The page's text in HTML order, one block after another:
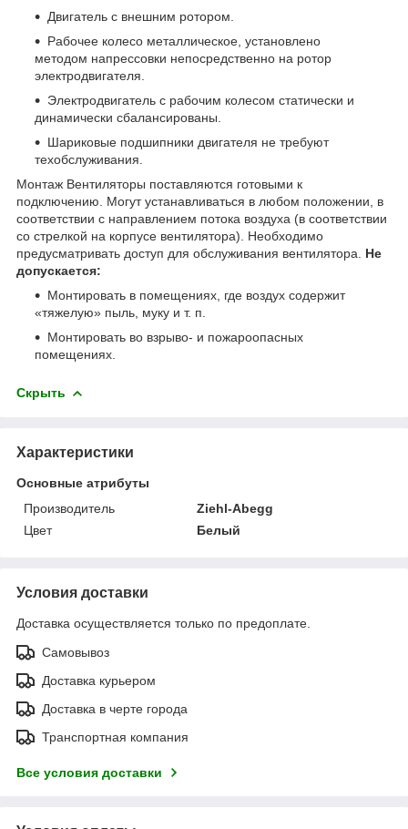
Двигатель с внешним ротором.
Рабочее колесо металлическое, установлено
методом напрессовки непосредственно на ротор
электродвигателя.
Электродвигатель с рабочим колесом статически и
динамически сбалансированы.
Шариковые подшипники двигателя не требуют
техобслуживания.
Монтаж Вентиляторы поставляются готовыми к
подключению. Могут устанавливаться в любом положении, в
соответствии с направлением потока воздуха (в соответствии
со стрелкой на корпусе вентилятора). Необходимо
предусматривать доступ для обслуживания вентилятора. Не
допускается:
Монтировать в помещениях, где воздух содержит
«тяжелую» пыль, муку и т. п.
Монтировать во взрыво- и пожароопасных
помещениях.
Скрыть
Характеристики
Основные атрибуты
Производитель
Ziehl-Abegg
Цвет
Белый
Условия доставки
Доставка осуществляется только по предоплате.
Самовывоз
Доставка курьером
Доставка в черте города
Транспортная компания
Все условия доставки